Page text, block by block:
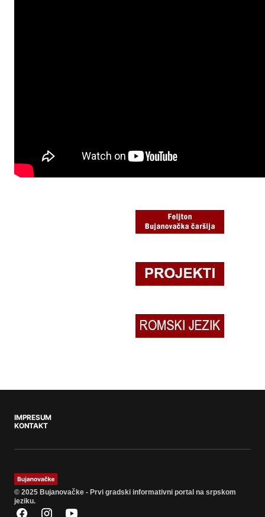
IMPRESUM
KONTAKT
© 2025 Bujanovačke - Prvi gradski informativni portal na srpskom
jeziku.